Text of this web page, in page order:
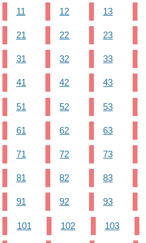
11 12 13
21 22 23
31 32 33
41 42 43
51 52 53
61 62 63
71 72 73
81 82 83
91 92 93
101 102 103